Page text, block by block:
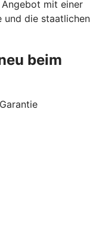
mit einer
und die staatlichen
beim